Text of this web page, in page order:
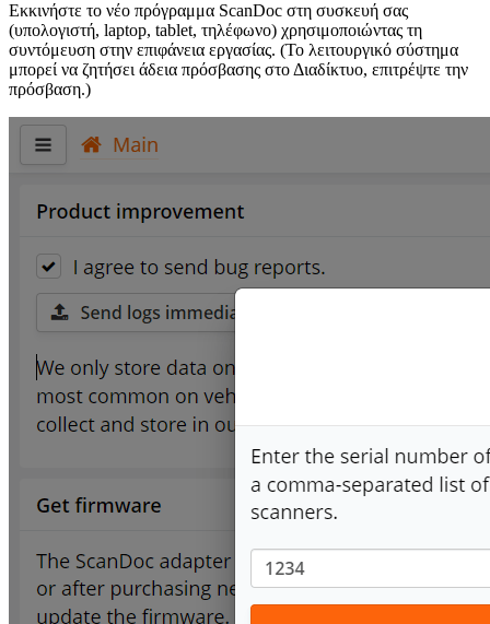
Εκκινήστε το νέο πρόγραμμα ScanDoc στη συσκευή σας
(υπολογιστή, laptop, tablet, τηλέφωνο) χρησιμοποιώντας τη
συντόμευση στην επιφάνεια εργασίας. (Το λειτουργικό σύστημα
μπορεί να ζητήσει άδεια πρόσβασης στο Διαδίκτυο, επιτρέψτε την
πρόσβαση.)